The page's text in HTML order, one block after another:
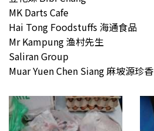
MK Darts Cafe
Hai Tong Foodstuffs 海通食品
Mr Kampung 渔村先生
Saliran Group
Muar Yuen Chen Siang 麻坡源珍香